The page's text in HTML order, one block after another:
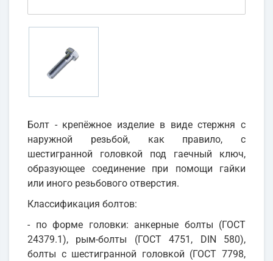
Болт - крепёжное изделие в виде стержня с
наружной резьбой, как правило, с
шестигранной головкой под гаечный ключ,
образующее соединение при помощи гайки
или иного резьбового отверстия.
Классификация болтов:
- по форме головки: анкерные болты (ГОСТ
24379.1), рым-болты (ГОСТ 4751, DIN 580),
болты с шестигранной головкой (ГОСТ 7798,